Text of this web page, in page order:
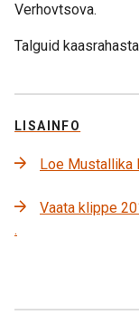
Verhovtsova.
Talguid
LISAINFO
Loe Mustallika
Vaata klippe
.